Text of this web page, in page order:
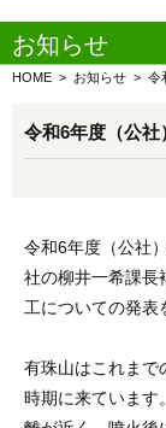
お知らせ
HOME > お知らせ > 令
令和6年度（公社
令和6年度（公社
社の柳井一希課長
工についての発表
有珠山はこれまで
時期に来ています